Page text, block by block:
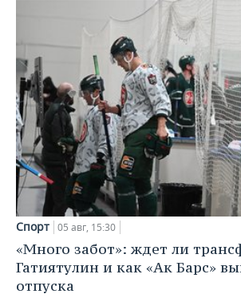
Спорт 05 авг, 15:30
«Много забот»: ждет ли
Гатиятулин и как «Ак Барс»
отпуска